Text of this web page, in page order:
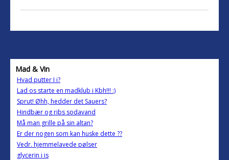
Mad & Vin
Hvad putter I i?
Lad os starte en madklub i Kbh!!! :)
Sprut! Øhh, hedder det Sauers?
Hindbær og ribs sodavand
Må man grille på sin altan?
Er der nogen som kan huske dette ??
Vedr. hjemmelavede pølser
glycerin i is